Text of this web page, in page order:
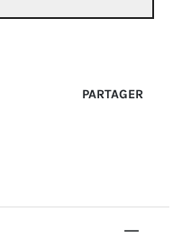
PARTAGER